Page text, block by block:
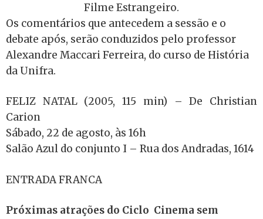
Filme Estrangeiro.
Os comentários que antecedem a sessão e o
debate após, serão conduzidos pelo professor
Alexandre Maccari Ferreira, do curso de História
da Unifra.
FELIZ NATAL (2005, 115 min) – De Christian
Carion
Sábado, 22 de agosto, às 16h
Salão Azul do conjunto I – Rua dos Andradas, 1614
ENTRADA FRANCA
Próximas atrações do Ciclo Cinema sem